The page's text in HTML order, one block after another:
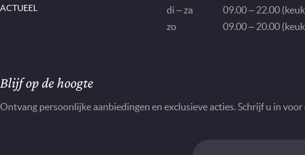
ACTUEEL
di – za
09.00 – 22.00
zo
09.00 – 20.00
Nieuwsbrief
Blijf op de hoogte
Ontvang persoonlijke aanbiedingen en exclusieve acties. Schrijf u in